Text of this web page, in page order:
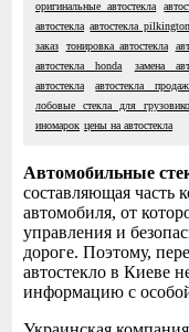
оригинальные автостекла
автостекла автостекла pilkington
заказ
тонировка автостекла
автостекла honda
замена
автостекла
автостекла
лобовые стекла для
иномарок цены на автостекла
Автомобильные
составляющая часть
автомобиля, от
управления и
дороге. Поэтому,
автостекло в Киеве
информацию с